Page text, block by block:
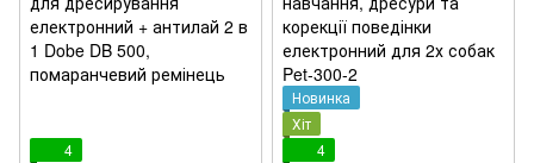
4
Новинка
Хіт
4